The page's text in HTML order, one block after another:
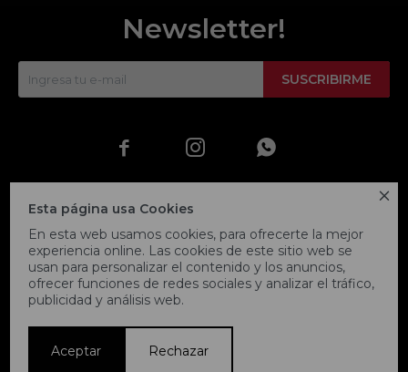

Esta página usa Cookies
En esta web usamos cookies, para ofrecerte la mejor
experiencia online. Las cookies de este sitio web se
usan para personalizar el contenido y los anuncios,
ofrecer funciones de redes sociales y analizar el tráfico,
publicidad y análisis web.
Aceptar Rechazar
Newsletter!
SUSCRIBIRME
  